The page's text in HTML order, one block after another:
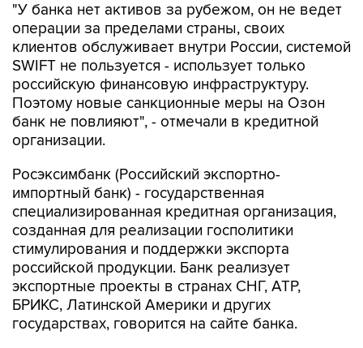
"У банка нет активов за рубежом, он не ведет
операции за пределами страны, своих
клиентов обслуживает внутри России, системой
SWIFT не пользуется - использует только
российскую финансовую инфраструктуру.
Поэтому новые санкционные меры на Озон
банк не повлияют", - отмечали в кредитной
организации.
Росэксимбанк (Российский экспортно-
импортный банк) - государственная
специализированная кредитная организация,
созданная для реализации госполитики
стимулирования и поддержки экспорта
российской продукции. Банк реализует
экспортные проекты в странах СНГ, АТР,
БРИКС, Латинской Америки и других
государствах, говорится на сайте банка.